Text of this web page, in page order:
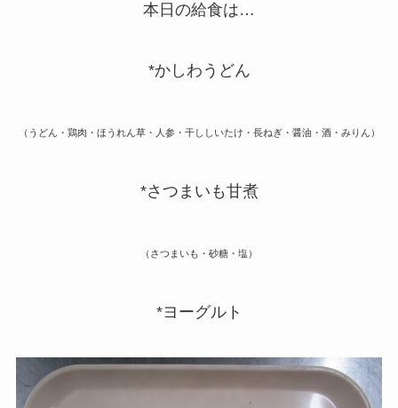
本日の給食は…
*かしわうどん
（うどん・鶏肉・ほうれん草・人参・干ししいたけ・長ねぎ・醤油・酒・みりん）
*さつまいも甘煮
（さつまいも・砂糖・塩）
*ヨーグルト